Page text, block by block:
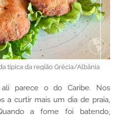
típica da região Grécia/Albânia
parece o do Caribe. Nos
a curtir mais um dia de praia,
a fome foi batendo,